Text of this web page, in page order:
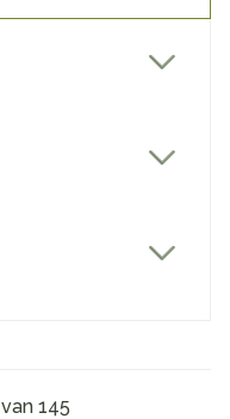
van 145